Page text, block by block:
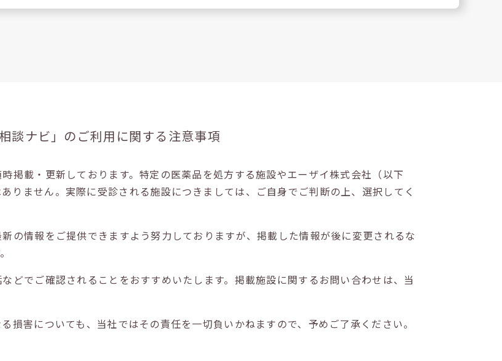
談ナビ」の ご利用に関する注意事項
掲載・更新しております。特定の医薬品を処方する施設やエーザイ株式会社（以下
りません。実際に受診される施設につきましては、ご自身でご判断の上、選択してく
の情報をご提供できますよう努力しておりますが、掲載した情報が後に変更されるな
どでご確認されることをおすすめいたします。掲載施設に関するお問い合わせは、当
損害についても、当社ではその責任を一切負いかねますので、予めご了承ください。